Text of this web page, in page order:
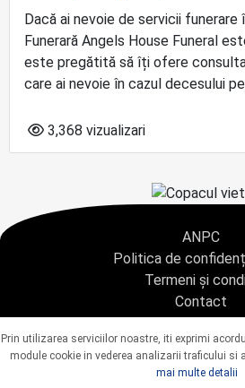
Dacă ai nevoie de servicii funerare
Funerară Angels House Funeral
este pregătită să îți ofere
care ai nevoie în cazul decesului
3,368 vizualizari
ANPC
Politica de
Termeni și
Contact
Copyright © 2021 - AGENTIA
J40/9967/2020 CUI:
Prin utilizarea serviciilor noastre, iti exprimi
module cookie in vederea analizarii traficului si
mai multe detalii